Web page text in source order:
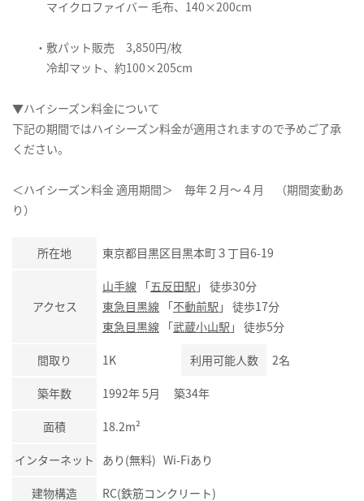
マイクロファイバー 毛布、140×200cm
・敷パット販売 3,850円/枚
冷却マット、約100×205cm
▼ハイシーズン料金について
下記の期間ではハイシーズン料金が適用されますので予めご了承
ください。
＜ハイシーズン料金 適用期間＞ 毎年２月～４月 （期間変動あ
り）
所在地 東京都目黒区目黒本町３丁目6-19
アクセス
山手線 「五反田駅 」 徒歩30分
東急目黒線 「不動前駅 」 徒歩17分
東急目黒線 「武蔵小山駅 」 徒歩5分
間取り 1K 利用可能人数 2名
築年数 1992年 5月 築34年
面積 18.2m²
インターネット あり(無料) Wi-Fiあり
建物構造 RC(鉄筋コンクリート)